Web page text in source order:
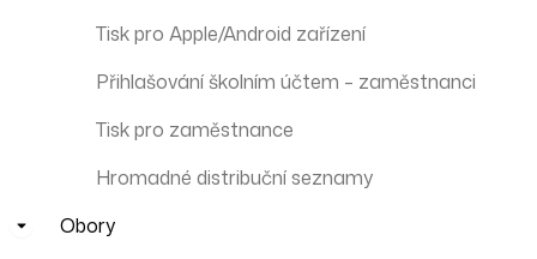
Tisk pro Apple/Android zařízení
Přihlašování školním účtem – zaměstnanci
Tisk pro zaměstnance
Hromadné distribuční seznamy
Obory